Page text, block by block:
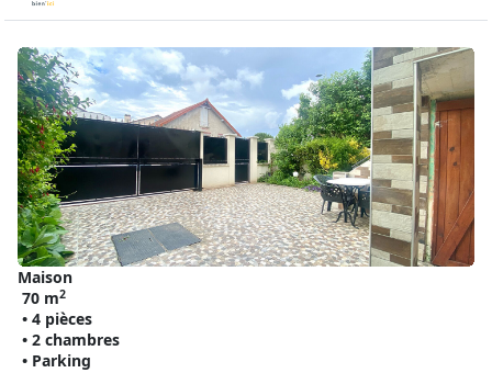
Maison
70 m2
• 4 pièces
• 2 chambres
• Parking